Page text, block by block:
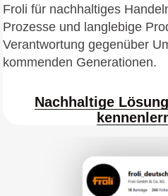
Froli für nachhaltiges
Prozesse und langlebige
Verantwortung gegenüber
kommenden Generationen.
Nachhaltige